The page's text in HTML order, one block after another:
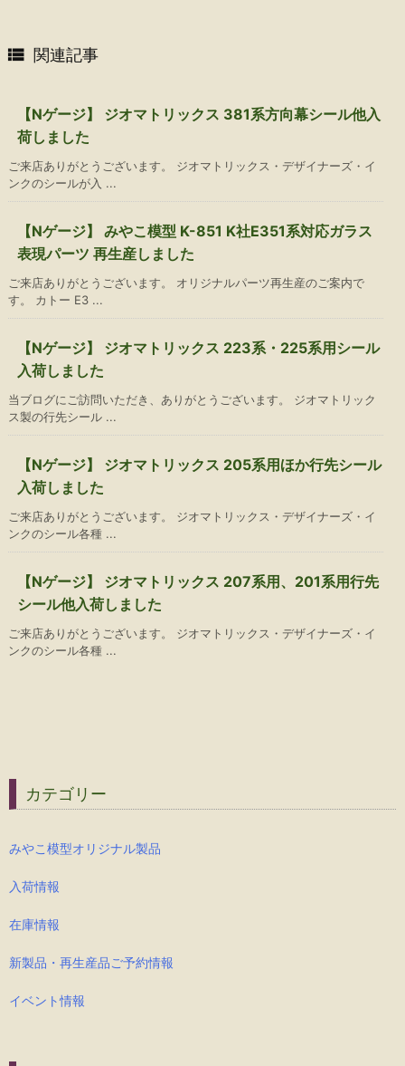
 関連記事
【Nゲージ】 ジオマトリックス 381系方向幕シール他入
荷しました
ご来店ありがとうございます。 ジオマトリックス・デザイナーズ・イ
ンクのシールが入 ...
【Nゲージ】 みやこ模型 K-851 K社E351系対応ガラス
表現パーツ 再生産しました
ご来店ありがとうございます。 オリジナルパーツ再生産のご案内で
す。 カトー E3 ...
【Nゲージ】 ジオマトリックス 223系・225系用シール
入荷しました
当ブログにご訪問いただき、ありがとうございます。 ジオマトリック
ス製の行先シール ...
【Nゲージ】 ジオマトリックス 205系用ほか行先シール
入荷しました
ご来店ありがとうございます。 ジオマトリックス・デザイナーズ・イ
ンクのシール各種 ...
【Nゲージ】 ジオマトリックス 207系用、201系用行先
シール他入荷しました
ご来店ありがとうございます。 ジオマトリックス・デザイナーズ・イ
ンクのシール各種 ...
カテゴリー
みやこ模型オリジナル製品
入荷情報
在庫情報
新製品・再生産品ご予約情報
イベント情報